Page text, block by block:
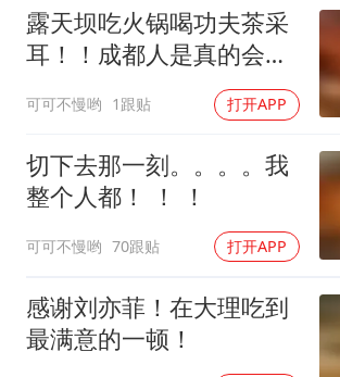
露天坝吃火锅喝功夫茶采
耳！！成都人是真的会享
可可不慢哟 1跟贴 打开APP
切下去那一刻。。。。我
整个人都！ ！ ！
可可不慢哟 70跟贴 打开APP
感谢刘亦菲！在大理吃到
最满意的一顿！